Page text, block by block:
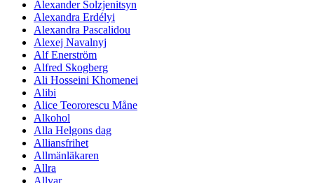
Alexander Solzjenitsyn
Alexandra Erdélyi
Alexandra Pascalidou
Alexej Navalnyj
Alf Enerström
Alfred Skogberg
Ali Hosseini Khomenei
Alibi
Alice Teororescu Måne
Alkohol
Alla Helgons dag
Alliansfrihet
Allmänläkaren
Allra
Allvar